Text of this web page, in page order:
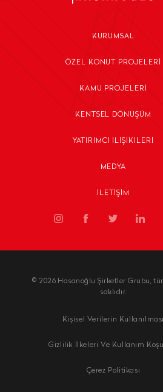
KURUMSAL
ÖZEL KONUT PROJELERI
KAMU PROJELERI
KENTSEL DÖNÜŞÜM
YATIRIMCI İLIŞIKILERI
MEDYA
İLETIŞIM
© 2026 Hasanoğlu Şirketler Grubu,
saklıdır.
Kişisel Verilerin Kullanılması
Gizlilik İlkeleri Ve Kullanım
Çerez Politikası